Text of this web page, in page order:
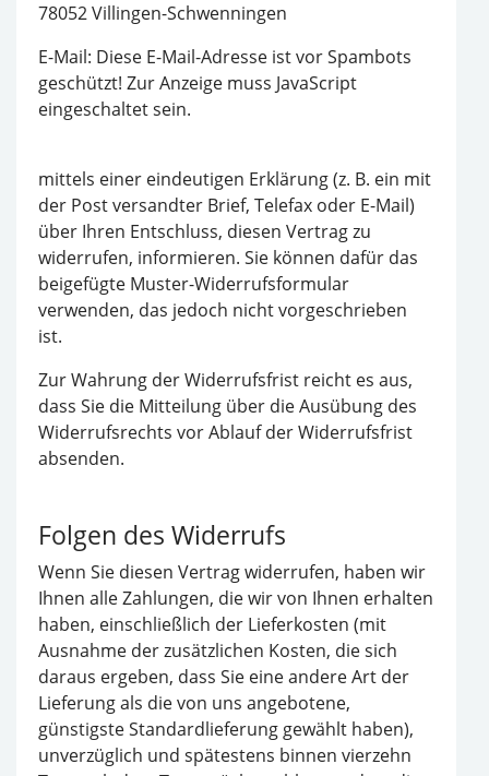
78052 Villingen-Schwenningen
E-Mail: Diese E-Mail-Adresse ist vor Spambots
geschützt! Zur Anzeige muss JavaScript
eingeschaltet sein.
mittels einer eindeutigen Erklärung (z. B. ein mit
der Post versandter Brief, Telefax oder E-Mail)
über Ihren Entschluss, diesen Vertrag zu
widerrufen, informieren. Sie können dafür das
beigefügte Muster-Widerrufsformular
verwenden, das jedoch nicht vorgeschrieben
ist.
Zur Wahrung der Widerrufsfrist reicht es aus,
dass Sie die Mitteilung über die Ausübung des
Widerrufsrechts vor Ablauf der Widerrufsfrist
absenden.
Folgen des Widerrufs
Wenn Sie diesen Vertrag widerrufen, haben wir
Ihnen alle Zahlungen, die wir von Ihnen erhalten
haben, einschließlich der Lieferkosten (mit
Ausnahme der zusätzlichen Kosten, die sich
daraus ergeben, dass Sie eine andere Art der
Lieferung als die von uns angebotene,
günstigste Standardlieferung gewählt haben),
unverzüglich und spätestens binnen vierzehn